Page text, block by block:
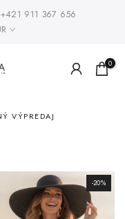
+421 911 367 656
0
VÝPREDAJ
-20%